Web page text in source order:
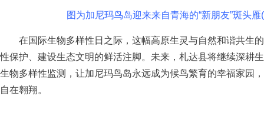
图为加尼玛鸟岛迎来来自青海的“新朋友”斑头雁
在国际生物多样性日之际，这幅高原生灵与自然和谐共生
性保护、建设生态文明的鲜活注脚。未来，札达县将继续深耕
生物多样性监测，让加尼玛鸟岛永远成为候鸟繁育的幸福家园
自在翱翔。